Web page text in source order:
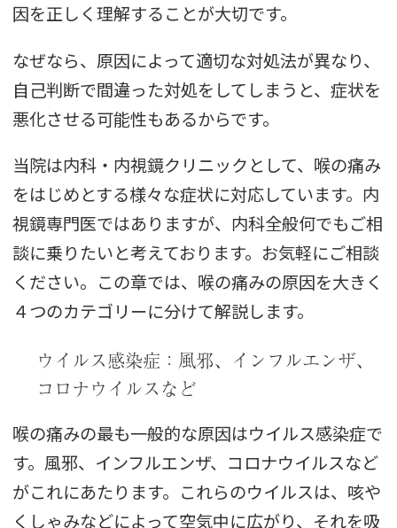
因を正しく理解することが大切です。
なぜなら、原因によって適切な対処法が異なり、
自己判断で間違った対処をしてしまうと、症状を
悪化させる可能性もあるからです。
当院は内科・内視鏡クリニックとして、喉の痛み
をはじめとする様々な症状に対応しています。内
視鏡専門医ではありますが、内科全般何でもご相
談に乗りたいと考えております。お気軽にご相談
ください。この章では、喉の痛みの原因を大きく
４つのカテゴリーに分けて解説します。
ウイルス感染症：風邪、インフルエンザ、
コロナウイルスなど
喉の痛みの最も一般的な原因はウイルス感染症で
す。風邪、インフルエンザ、コロナウイルスなど
がこれにあたります。これらのウイルスは、咳や
くしゃみなどによって空気中に広がり、それを吸